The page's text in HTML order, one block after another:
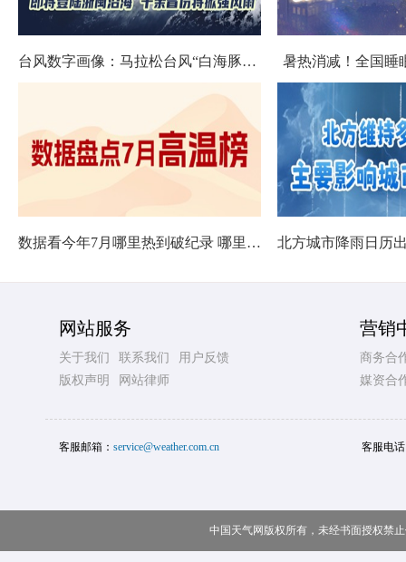
台风数字画像：马拉松台风“白海豚”将影响十余省份 暑热消减！全国睡
数据看今年7月哪里热到破纪录 哪里暑热连轴转
网站服务
关于我们 联系我们
用户反馈
版权声明
网站律师
营销
商务合
媒资合
客服邮箱： service@weather.com.cn 客服电
中国天气网版权所有，未经书面授权